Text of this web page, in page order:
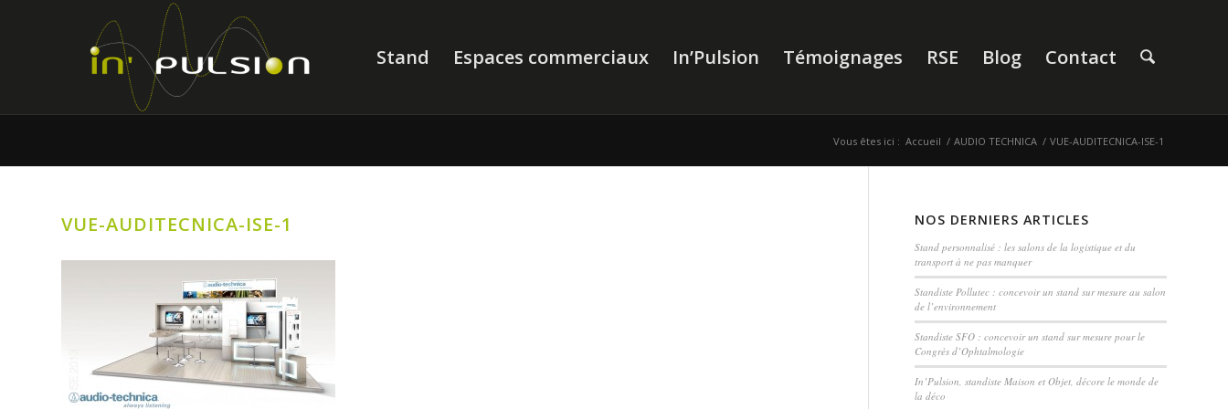
Stand Espaces commerciaux In’Pulsion Témoignages RSE Blog Contact
Vous êtes ici : Accueil / AUDIO TECHNICA / VUE-AUDITECNICA-ISE-1
VUE-AUDITECNICA-ISE-1 NOS DERNIERS ARTICLES
Stand personnalisé : les salons de la logistique et du
transport à ne pas manquer
Standiste Pollutec : concevoir un stand sur mesure au salon
de l’environnement
Standiste SFO : concevoir un stand sur mesure pour le
Congrès d’Ophtalmologie
In’Pulsion, standiste Maison et Objet, décore le monde de
la déco